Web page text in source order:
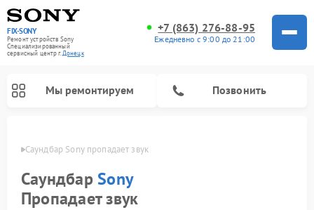
FIX-SONY
Ремонт устройств Sony
Специализированный
cервисный центр г. Донецк
+7 (863) 276-88-95
Ежедневно с 9:00 до 21:00
Мы ремонтируем Позвонить
Саундбар Sony пропадает звук
СаундбарSony
Пропадает звук